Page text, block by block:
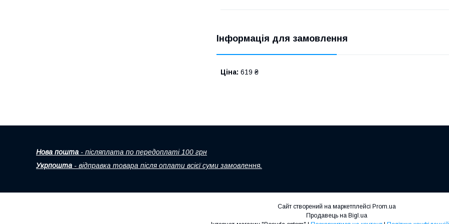
Інформація для замовлення
Ціна: 619 ₴
Нова пошта - післяплата по передоплаті 100 грн
Укрпошта - відправка товара після оплати всієї суми замовлення.
Сайт створений на маркетплейсі Prom.ua
Продавець на Bigl.ua